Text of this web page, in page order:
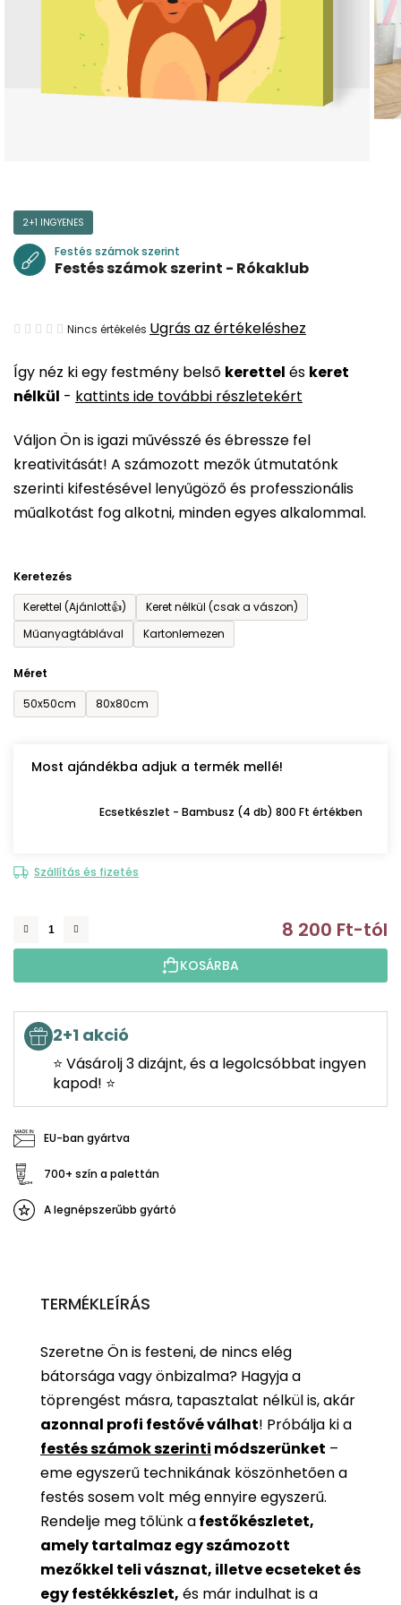
Így néz ki egy festmény belső kerettel és keret
nélkül - kattints ide további részletekért
Váljon Ön is igazi művésszé és ébressze fel
kreativitását! A számozott mezők útmutatónk
szerinti kifestésével lenyűgöző és professzionális
műalkotást fog alkotni, minden egyes alkalommal.
Keretezés
Kerettel (Ajánlott👍)
Keret nélkül (csak a vászon)
Műanyagtáblával
Kartonlemezen
Méret
50x50cm
80x80cm
Most ajándékba adjuk a termék mellé!
Ecsetkészlet - Bambusz (4 db) 800 Ft értékben
Szállítás és fizetés
8 200 Ft-tól
KOSÁRBA
2+1 akció
⭐ Vásárolj 3 dizájnt, és a legolcsóbbat ingyen
kapod! ⭐
EU-ban gyártva
700+ szín a palettán
A legnépszerűbb gyártó
2+1 INGYENES
Festés számok szerint
Festés számok szerint - Rókaklub
A
átlagos
értékelése
ből
0,0
csillag.
Nincs értékelés Ugrás az értékeléshez
TERMÉKLEÍRÁS
Szeretne Ön is festeni, de nincs elég
bátorsága vagy önbizalma? Hagyja a
töprengést másra, tapasztalat nélkül is, akár
azonnal profi festővé válhat! Próbálja ki a
festés számok szerinti módszerünket –
eme egyszerű technikának köszönhetően a
festés sosem volt még ennyire egyszerű.
Rendelje meg tőlünk afestőkészletet,
amely tartalmaz egy számozott
mezőkkel teli vásznat, illetve ecseteket és
egy festékkészlet, és már indulhat is a